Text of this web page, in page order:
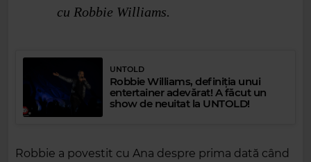
cu Robbie Williams.
UNTOLD
Robbie Williams, definiția unui
entertainer adevărat! A făcut un
show de neuitat la UNTOLD!
Robbie a povestit cu Ana despre prima dată când